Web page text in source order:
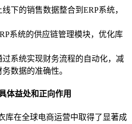
线下的销售数据整合到ERP系统，
系统的供应链管理模块，优化库
过系统实现财务流程的自动化，减
数据的准确性。
体益处和正向作用
库在全球电商运营中取得了显著成